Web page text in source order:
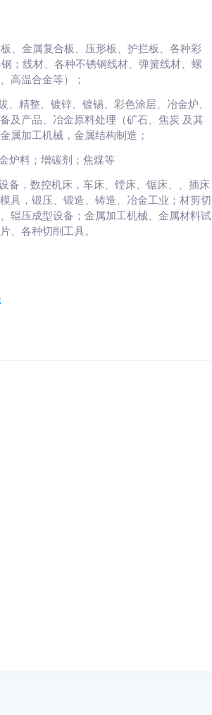
、金属复合板、压形板、护拦板、各种彩
；线材、各种不锈钢线材、弹簧线材、螺
高温合金等）；
精整、镀锌、镀锡、彩色涂层、冶金炉、
及产品、冶金原料处理（矿石、焦炭 及其
属加工机械，金属结构制造；
炉料；增碳剂；焦煤等
备，数控机床，车床、镗床、锯床、、插床
具，锻压、锻造、铸造、冶金工业；材剪切
辊压成型设备；金属加工机械、金属材料试
、各种切削工具。